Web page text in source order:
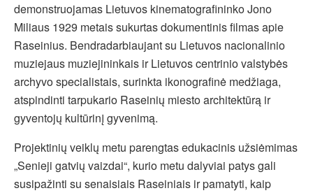
demonstruojamas Lietuvos kinematografininko Jono
Miliaus 1929 metais sukurtas dokumentinis filmas apie
Raseinius. Bendradarbiaujant su Lietuvos nacionalinio
muziejaus muziejininkais ir Lietuvos centrinio valstybės
archyvo specialistais, surinkta ikonografinė medžiaga,
atspindinti tarpukario Raseinių miesto architektūrą ir
gyventojų kultūrinį gyvenimą.
Projektinių veiklų metu parengtas edukacinis užsiėmimas
„Senieji gatvių vaizdai“, kurio metu dalyviai patys gali
susipažinti su senaisiais Raseiniais ir pamatyti, kaip